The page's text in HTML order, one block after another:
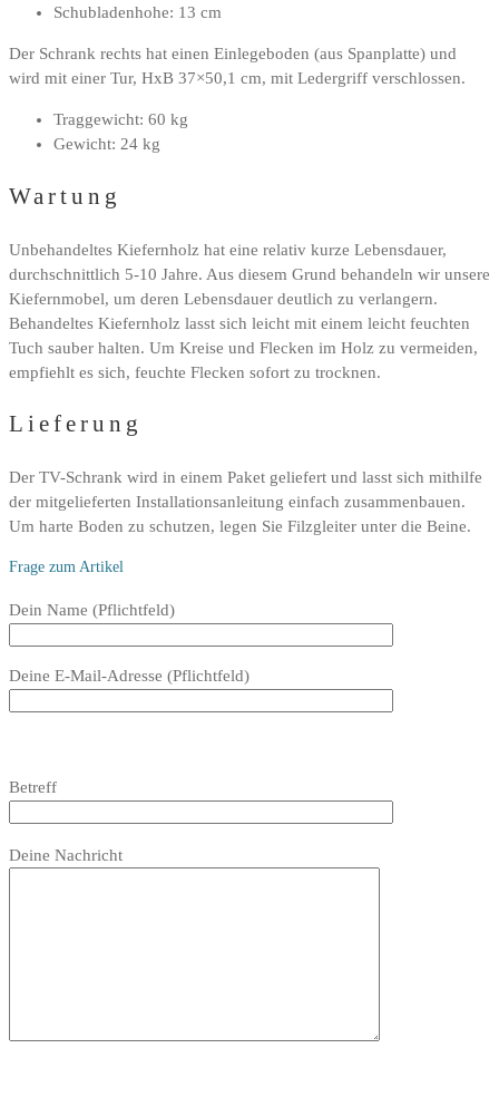
Schubladenhohe: 13 cm
Der Schrank rechts hat einen Einlegeboden (aus Spanplatte) und
wird mit einer Tur, HxB 37×50,1 cm, mit Ledergriff verschlossen.
Traggewicht: 60 kg
Gewicht: 24 kg
Wartung
Unbehandeltes Kiefernholz hat eine relativ kurze Lebensdauer,
durchschnittlich 5-10 Jahre. Aus diesem Grund behandeln wir unsere
Kiefernmobel, um deren Lebensdauer deutlich zu verlangern.
Behandeltes Kiefernholz lasst sich leicht mit einem leicht feuchten
Tuch sauber halten. Um Kreise und Flecken im Holz zu vermeiden,
empfiehlt es sich, feuchte Flecken sofort zu trocknen.
Lieferung
Der TV-Schrank wird in einem Paket geliefert und lasst sich mithilfe
der mitgelieferten Installationsanleitung einfach zusammenbauen.
Um harte Boden zu schutzen, legen Sie Filzgleiter unter die Beine.
Frage zum Artikel
Bitte
Feld
leer.
Dein Name (Pflichtfeld)
Deine E-Mail-Adresse (Pflichtfeld)
dieses
lasse
dieses
leer.
Betreff
lasse
Deine Nachricht